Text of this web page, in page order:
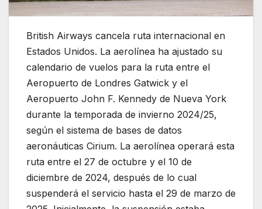
British Airways cancela ruta internacional en
Estados Unidos. La aerolínea ha ajustado su
calendario de vuelos para la ruta entre el
Aeropuerto de Londres Gatwick y el
Aeropuerto John F. Kennedy de Nueva York
durante la temporada de invierno 2024/25,
según el sistema de bases de datos
aeronáuticas Cirium. La aerolínea operará esta
ruta entre el 27 de octubre y el 10 de
diciembre de 2024, después de lo cual
suspenderá el servicio hasta el 29 de marzo de